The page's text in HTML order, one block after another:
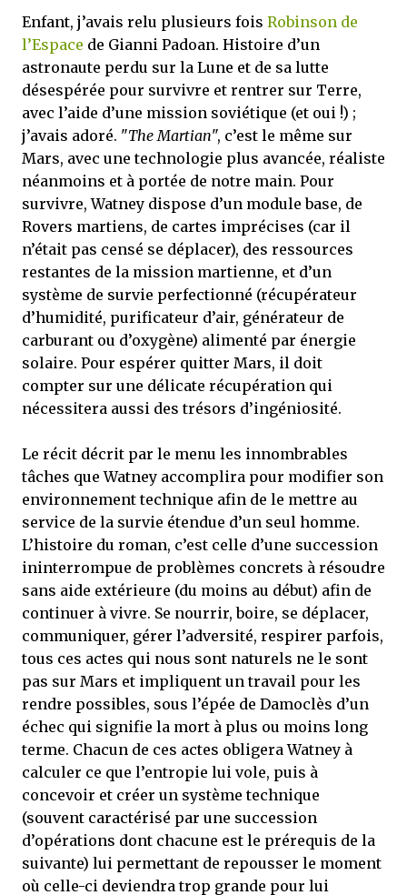
Enfant, j’avais relu plusieurs fois Robinson de
l’Espace de Gianni Padoan. Histoire d’un
astronaute perdu sur la Lune et de sa lutte
désespérée pour survivre et rentrer sur Terre,
avec l’aide d’une mission soviétique (et oui !) ;
j’avais adoré. "The Martian", c’est le même sur
Mars, avec une technologie plus avancée, réaliste
néanmoins et à portée de notre main. Pour
survivre, Watney dispose d’un module base, de
Rovers martiens, de cartes imprécises (car il
n’était pas censé se déplacer), des ressources
restantes de la mission martienne, et d’un
système de survie perfectionné (récupérateur
d’humidité, purificateur d’air, générateur de
carburant ou d’oxygène) alimenté par énergie
solaire. Pour espérer quitter Mars, il doit
compter sur une délicate récupération qui
nécessitera aussi des trésors d’ingéniosité.
Le récit décrit par le menu les innombrables
tâches que Watney accomplira pour modifier son
environnement technique afin de le mettre au
service de la survie étendue d’un seul homme.
L’histoire du roman, c’est celle d’une succession
ininterrompue de problèmes concrets à résoudre
sans aide extérieure (du moins au début) afin de
continuer à vivre. Se nourrir, boire, se déplacer,
communiquer, gérer l’adversité, respirer parfois,
tous ces actes qui nous sont naturels ne le sont
pas sur Mars et impliquent un travail pour les
rendre possibles, sous l’épée de Damoclès d’un
échec qui signifie la mort à plus ou moins long
terme. Chacun de ces actes obligera Watney à
calculer ce que l’entropie lui vole, puis à
concevoir et créer un système technique
(souvent caractérisé par une succession
d’opérations dont chacune est le prérequis de la
suivante) lui permettant de repousser le moment
où celle-ci deviendra trop grande pour lui